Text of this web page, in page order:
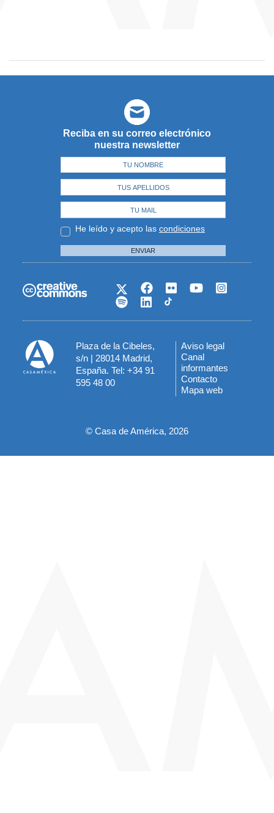
Reciba en su correo electrónico
nuestra newsletter
He leído y acepto las condiciones
ENVIAR
Plaza de la Cibeles,
s/n | 28014 Madrid,
España. Tel: +34 91
595 48 00
Menú
del
pie
Aviso legal
Canal
informantes
Contacto
Mapa web
© Casa de América, 2026